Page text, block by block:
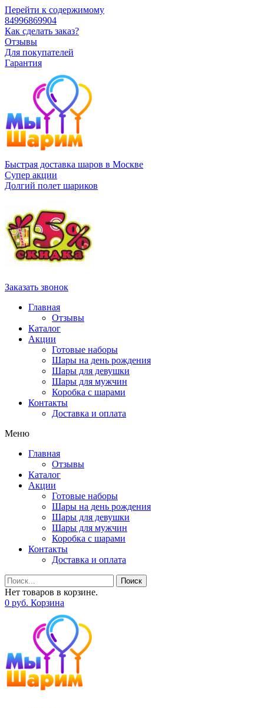
Перейти к содержимому
84996869904
Как сделать заказ?
Отзывы
Для покупателей
Гарантия
Быстрая доставка шаров в Москве
Супер акции
Долгий полет шариков
Заказать звонок
Главная
Отзывы
Каталог
Акции
Готовые наборы
Шары на день рождения
Шары для девушки
Шары для мужчин
Коробка с шарами
Контакты
Доставка и оплата
Меню
Главная
Отзывы
Каталог
Акции
Готовые наборы
Шары на день рождения
Шары для девушки
Шары для мужчин
Коробка с шарами
Контакты
Доставка и оплата
Поиск
Нет товаров в корзине.
0 руб. Корзина